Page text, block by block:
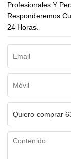
Profesionales Y
Responderemos
24 Horas.